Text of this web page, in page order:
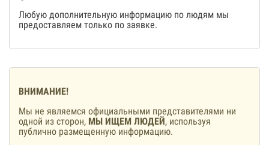
Любую дополнительную информацию по людям мы
предоставляем только по заявке.
ВНИМАНИЕ!
Мы не являемся официальными представителями ни
одной из сторон, МЫ ИЩЕМ ЛЮДЕЙ, используя
публично размещенную информацию.